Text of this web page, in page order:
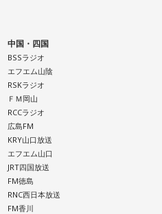
を伝えたい方」として名前を
王者の具志堅用高さんでし
年という節目の年を迎えるこ
と温かい想いを語りました。
賀なつみ
post/
めると、毎日がもっと楽しく
けではなく、自分が心地よく
仕事のやり方を変えるのもお
なくていいこと」を決めてみ
へ出てみると、新しい楽しみ
必要はありません。「ちょっ
いで十分です。今日は行って
、誰かを誘ってみてくださ
中国・四国
BSSラジオ
エフエム山陰
RSKラジオ
ＦＭ岡山
RCCラジオ
広島FM
KRY山口放送
エフエム山口
JRT四国放送
FM徳島
RNC西日本放送
FM香川